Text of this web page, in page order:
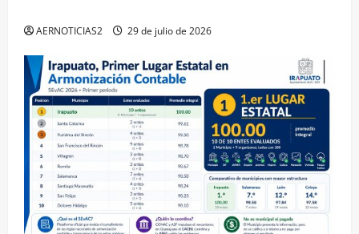
AERNOTICIAS2 29 de julio de 2026